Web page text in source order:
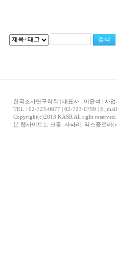
한국조사연구학회 | 대표자 : 이윤석 | 사
TEL : 02-723-0677 | 02-723-0799 | E_mail
Copyright(c)2013 KASR All right
본 웹사이트는 크롬, 사파리, 익스플로러